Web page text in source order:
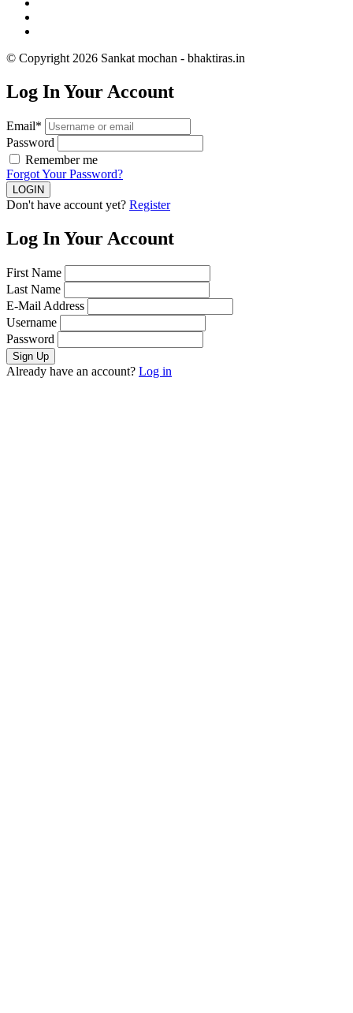
© Copyright 2026 Sankat mochan - bhaktiras.in
Log In Your Account
Email*
Password
Remember me
Forgot Your Password?
Don't have account yet? Register
Log In Your Account
First Name
Last Name
E-Mail Address
Username
Password
Already have an account? Log in